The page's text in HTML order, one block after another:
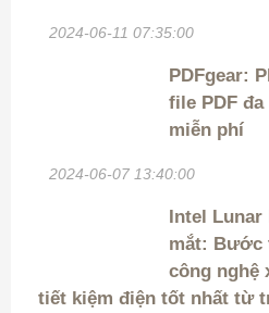
2024-06-11 07:35:00
PDFgear:
file PDF
miễn phí
2024-06-07 13:40:00
Intel Lunar
mắt: Bước
công nghệ
tiết kiệm điện tốt nhất từ